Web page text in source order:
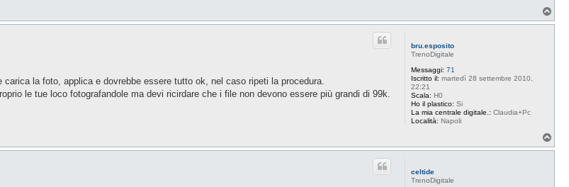
o
bru.esposito
TrenoDigitale
Messaggi: 71
Iscritto il: martedì 28 settembre 2010,
22:21
Scala: H0
Ho il plastico: Si
La mia centrale digitale.: Claudia+Pc
Località: Napoli
la foto, applica e dovrebbe essere tutto ok, nel caso ripeti la procedura.
le tue loco fotografandole ma devi ricirdare che i file non devono essere più grandi di 99k.
o
celtide
TrenoDigitale